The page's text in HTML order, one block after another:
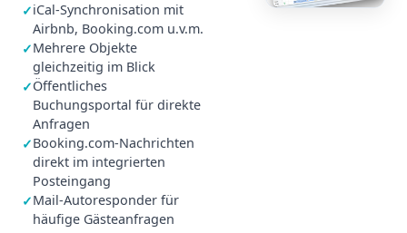
✓iCal-Synchronisation mit
Airbnb, Booking.com u.v.m.
✓Mehrere Objekte
gleichzeitig im Blick
✓Öffentliches
Buchungsportal für direkte
Anfragen
✓Booking.com-Nachrichten
direkt im integrierten
Posteingang
✓Mail-Autoresponder für
häufige Gästeanfragen